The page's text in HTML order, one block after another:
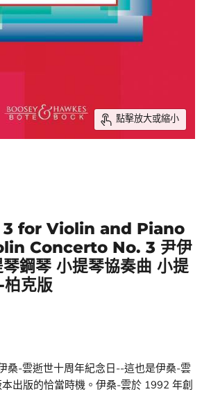
點擊放大或縮小
for Violin and Piano
Concerto No. 3 尹伊
鋼琴 小提琴協奏曲 小提
克版
桑-雲逝世十周年紀念日--這也是伊桑-雲
出版的恰當時機。伊桑-雲於 1992 年創